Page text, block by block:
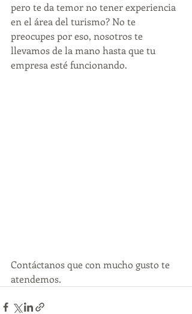
pero te da temor no tener experiencia
en el área del turismo? No te
preocupes por eso, nosotros te
llevamos de la mano hasta que tu
empresa esté funcionando.
Contáctanos que con mucho gusto te
atendemos.